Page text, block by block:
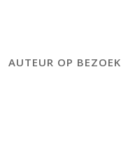
AUTEUR OP BEZOEK